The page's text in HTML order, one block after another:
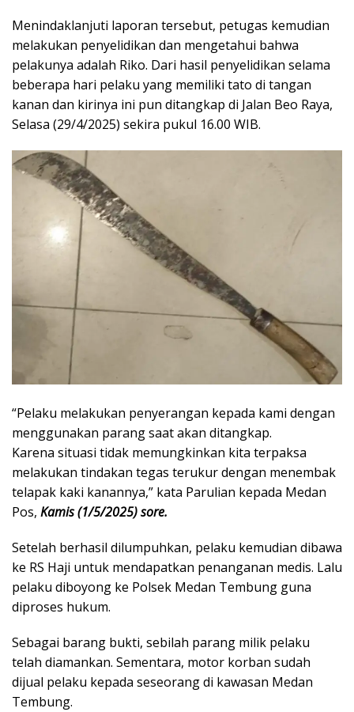
Menindaklanjuti laporan tersebut, petugas kemudian
melakukan penyelidikan dan mengetahui bahwa
pelakunya adalah Riko. Dari hasil penyelidikan selama
beberapa hari pelaku yang memiliki tato di tangan
kanan dan kirinya ini pun ditangkap di Jalan Beo Raya,
Selasa (29/4/2025) sekira pukul 16.00 WIB.
“Pelaku melakukan penyerangan kepada kami dengan
menggunakan parang saat akan ditangkap.
Karena situasi tidak memungkinkan kita terpaksa
melakukan tindakan tegas terukur dengan menembak
telapak kaki kanannya,” kata Parulian kepada Medan
Pos, Kamis (1/5/2025) sore.
Setelah berhasil dilumpuhkan, pelaku kemudian dibawa
ke RS Haji untuk mendapatkan penanganan medis. Lalu
pelaku diboyong ke Polsek Medan Tembung guna
diproses hukum.
Sebagai barang bukti, sebilah parang milik pelaku
telah diamankan. Sementara, motor korban sudah
dijual pelaku kepada seseorang di kawasan Medan
Tembung.